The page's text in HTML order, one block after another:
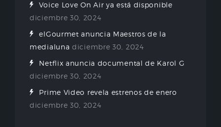
Voice Love On Air ya está disponible
diciembre 30, 2024
elGourmet anuncia Maestros de la
medialuna diciembre 30, 2024
Netflix anuncia documental de Karol G
diciembre 30, 2024
Prime Video revela estrenos de enero
diciembre 30, 2024